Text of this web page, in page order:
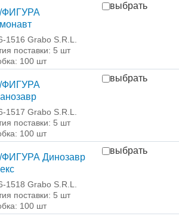
ФИГУРА
1516 Grabo S.R.L.
поставки: 5 шт
100 шт
выбрать
ФИГУРА
1517 Grabo S.R.L.
поставки: 5 шт
100 шт
выбрать
ФИГУРА Динозавр
1518 Grabo S.R.L.
поставки: 5 шт
100 шт
выбрать